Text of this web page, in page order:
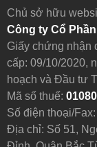
Chủ sở hữu
Công ty Cổ
Giấy chứng nhận
cấp: 09/10/2020,
hoạch và Đầu tư
Mã số thuế:
Số điện thoại/Fax:
Địa chỉ: Số 51,